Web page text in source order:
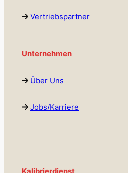
Vertriebspartner
Unternehmen
Über Uns
Jobs/Karriere